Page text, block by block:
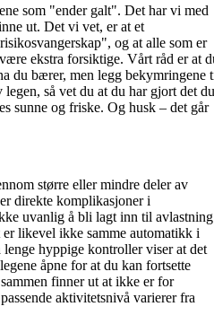
som "ender galt". Det har vi med
ut. Det vi vet, er at et
og at alle som er
ekstra forsiktige. Vårt råd er at
du bærer, men legg bekymringene
så vet du at du har gjort det du
sunne og friske. Og husk – det går
større eller mindre deler av
direkte komplikasjoner i
uvanlig å bli lagt inn til avlastning
likevel ikke samme automatikk i
lenge hyppige kontroller viser at det
åpne for at du kan fortsette
finner ut at ikke er for
aktivitetsnivå varierer fra